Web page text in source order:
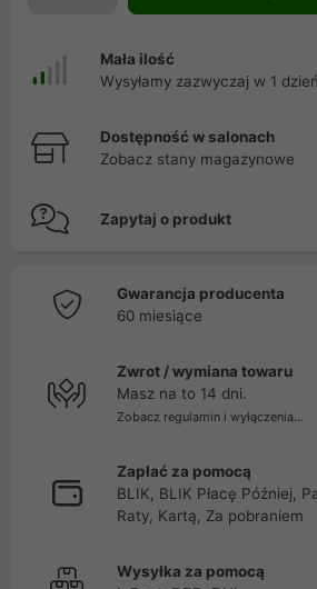
Mała ilość
Wysyłamy zazwyczaj w 1 dzień
Dostępność w salonach
Zobacz stany magazynowe
Zapytaj o produkt
Gwarancja producenta
60 miesiące
Zwrot / wymiana towaru
Masz na to 14 dni.
Zobacz regulamin i wyłączenia...
Zapłać za pomocą
BLIK, BLIK Płacę Później,
Raty, Kartą, Za pobraniem
Wysyłka za pomocą